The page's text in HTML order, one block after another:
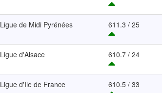
Ligue de Midi Pyrénées 611.3 / 25
Ligue d'Alsace 610.7 / 24
Ligue d'Ile de France 610.5 / 33